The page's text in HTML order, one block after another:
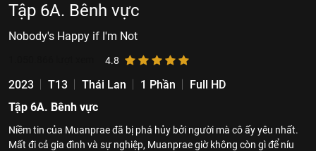
Tập 6A. Bênh vực
Nobody's Happy if I'm Not
4.8
2023 T13 Thái Lan 1 Phần
Full HD
Tập 6A. Bênh vực
Niềm tin của Muanprae đã bị phá hủy bởi người mà cô ấy yêu nhất.
Mất đi cả gia đình và sự nghiệp, Muanprae giờ không còn gì để níu